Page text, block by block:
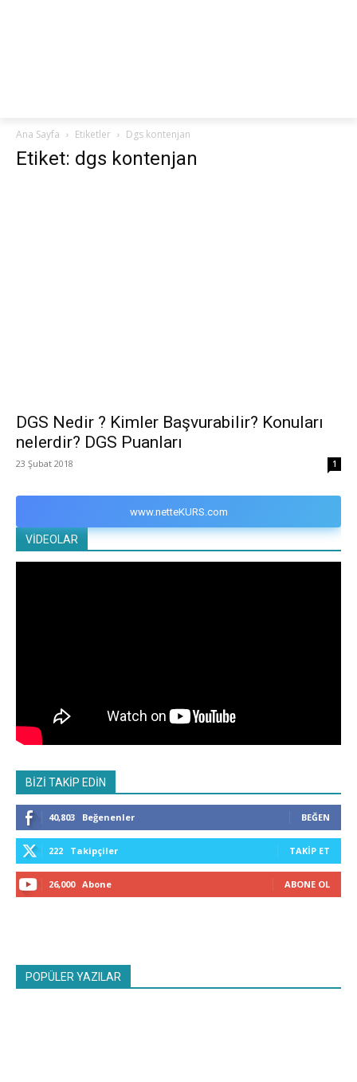
Ana Sayfa Etiketler Dgs kontenjan
Etiket: dgs kontenjan
DGS Nedir ? Kimler Başvurabilir? Konuları
nelerdir? DGS Puanları
23 Şubat 2018 1
www.netteKURS.com
VİDEOLAR
BİZİ TAKİP EDİN
40,803 Beğenenler BEĞEN
222 Takipçiler TAKIP ET
26,000 Abone ABONE OL
POPÜLER YAZILAR